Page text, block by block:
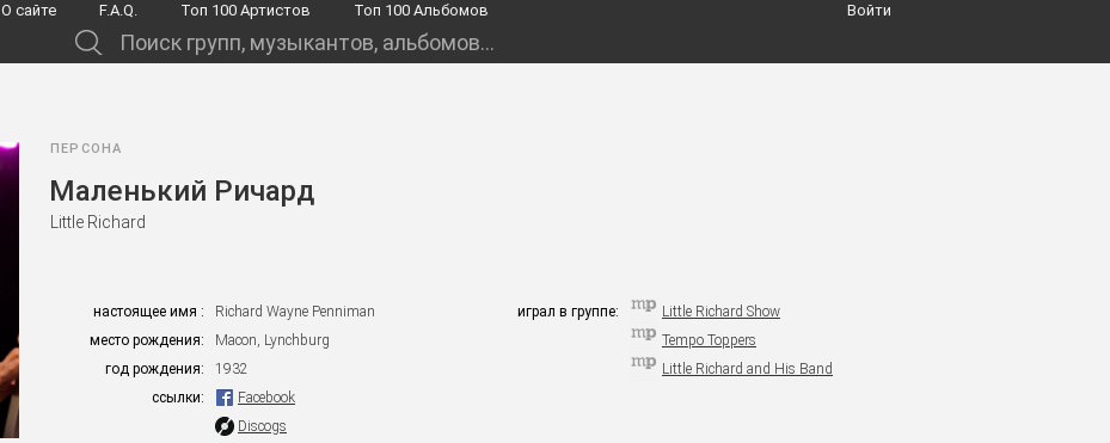
О сайте F.A.Q. Toп 100 Артистов Toп 100 Альбомов Войти
ПЕРСОНА
Маленький Ричард
Little Richard
настоящее имя :
Richard Wayne Penniman
место рождения:
Macon, Lynchburg
год рождения:
1932
ссылки:
Facebook
Discogs
играл в группе:
Little Richard Show
Tempo Toppers
Little Richard and His Band